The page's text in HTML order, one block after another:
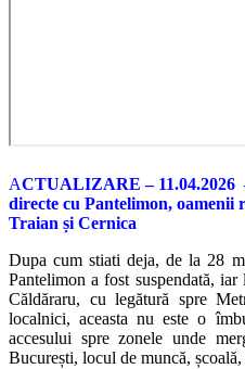
ACTUALIZARE – 11.04.2026
directe cu Pantelimon, oamenii
Traian și Cernica
Dupa cum stiati deja, de la 28
Pantelimon a fost suspendată,
Căldăraru, cu legătură spre
localnici, aceasta nu este o
accesului spre zonele unde
București, locul de muncă,